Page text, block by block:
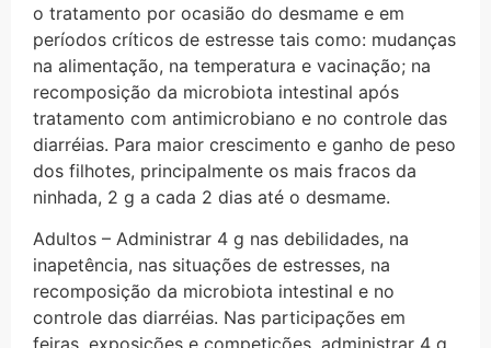
o tratamento por ocasião do desmame e em
períodos críticos de estresse tais como: mudanças
na alimentação, na temperatura e vacinação; na
recomposição da microbiota intestinal após
tratamento com antimicrobiano e no controle das
diarréias. Para maior crescimento e ganho de peso
dos filhotes, principalmente os mais fracos da
ninhada, 2 g a cada 2 dias até o desmame.
Adultos – Administrar 4 g nas debilidades, na
inapetência, nas situações de estresses, na
recomposição da microbiota intestinal e no
controle das diarréias. Nas participações em